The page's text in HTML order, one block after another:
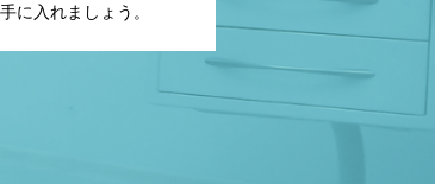
に入れましょう。